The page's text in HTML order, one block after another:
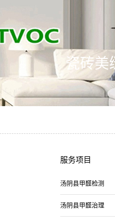
瓷砖美
服务项目
汤阴县甲醛检测
汤阴县甲醛治理